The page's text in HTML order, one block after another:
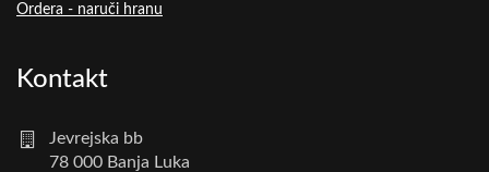
Ordera - naruči hranu
Kontakt
Jevrejska bb
78 000 Banja Luka